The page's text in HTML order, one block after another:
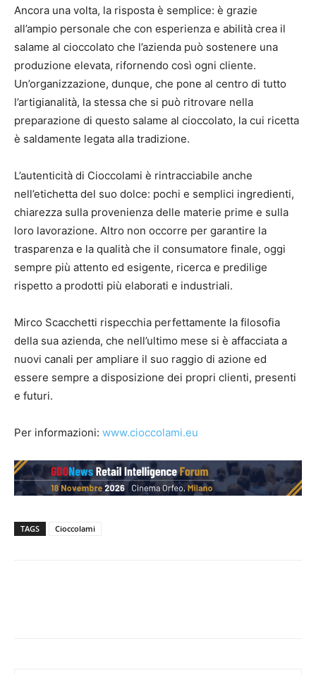
Ancora una volta, la risposta è semplice: è grazie
all’ampio personale che con esperienza e abilità crea il
salame al cioccolato che l’azienda può sostenere una
produzione elevata, rifornendo così ogni cliente.
Un’organizzazione, dunque, che pone al centro di tutto
l’artigianalità, la stessa che si può ritrovare nella
preparazione di questo salame al cioccolato, la cui ricetta
è saldamente legata alla tradizione.
L’autenticità di Cioccolami è rintracciabile anche
nell’etichetta del suo dolce: pochi e semplici ingredienti,
chiarezza sulla provenienza delle materie prime e sulla
loro lavorazione. Altro non occorre per garantire la
trasparenza e la qualità che il consumatore finale, oggi
sempre più attento ed esigente, ricerca e predilige
rispetto a prodotti più elaborati e industriali.
Mirco Scacchetti rispecchia perfettamente la filosofia
della sua azienda, che nell’ultimo mese si è affacciata a
nuovi canali per ampliare il suo raggio di azione ed
essere sempre a disposizione dei propri clienti, presenti
e futuri.
Per informazioni: www.cioccolami.eu
TAGS Cioccolami